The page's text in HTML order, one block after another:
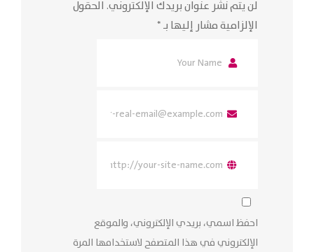
لن يتم نشر عنوان بريدك الإلكتروني. الحقول
الإلزامية مشار إليها بـ*
احفظ اسمي، بريدي الإلكتروني، والموقع
الإلكتروني في هذا المتصفح لاستخدامها المرة